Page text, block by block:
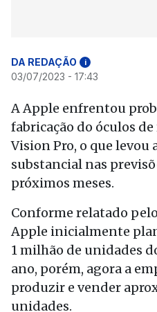
DA REDAÇÃO i
03/07/2023 - 17:43
A Apple enfrentou
fabricação do óculos
Vision Pro, o que levou
substancial nas
próximos meses.
Conforme relatado
Apple inicialmente
1 milhão de unidades
ano, porém, agora a
produzir e vender
unidades.